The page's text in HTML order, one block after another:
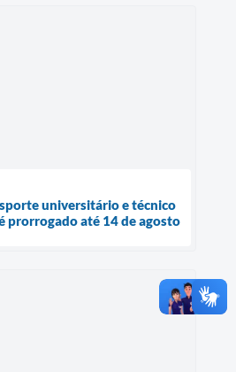
universitário e técnico
prorrogado até 14 de agosto